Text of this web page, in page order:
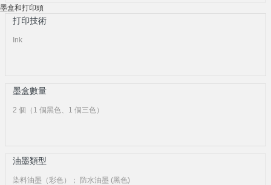
墨盒和打印頭
打印技術
Ink
墨盒數量
2 個（1 個黑色、1 個三色）
油墨類型
染料油墨（彩色）； 防水油墨 (黑色)